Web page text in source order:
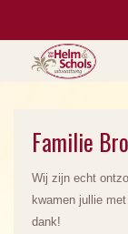
Familie
Wij zijn echt
kwamen jullie
dank!